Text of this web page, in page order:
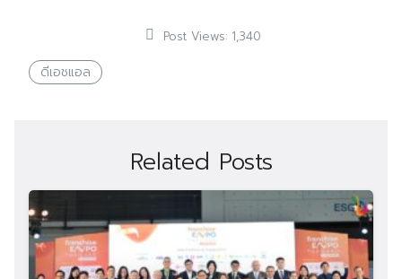
Post Views: 1,340
ดีเอชแอล
Related Posts